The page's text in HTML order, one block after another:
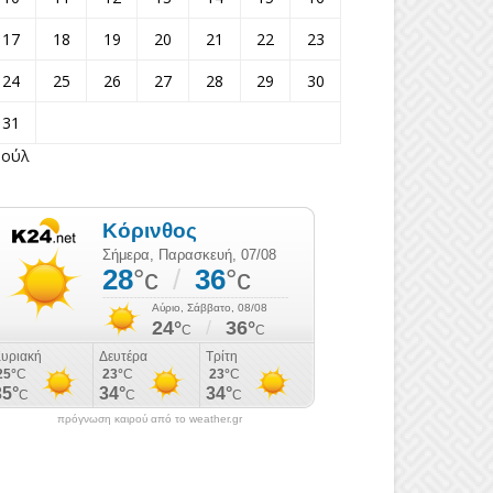
17
18 19 20 21 22
23
24
25 26 27 28 29
30
31
πρόγνωση καιρού από το weather.gr